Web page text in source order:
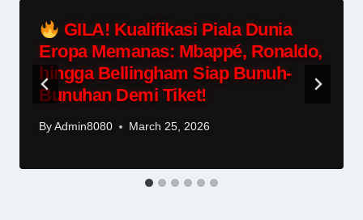
GILA! Kualifikasi Piala Dunia
Eropa Memanas: Mbappé, Ronaldo,
hingga Bellingham Siap Bunuh-
Bunuhan Demi Tiket!
ByAdmin8080 March 25, 2026